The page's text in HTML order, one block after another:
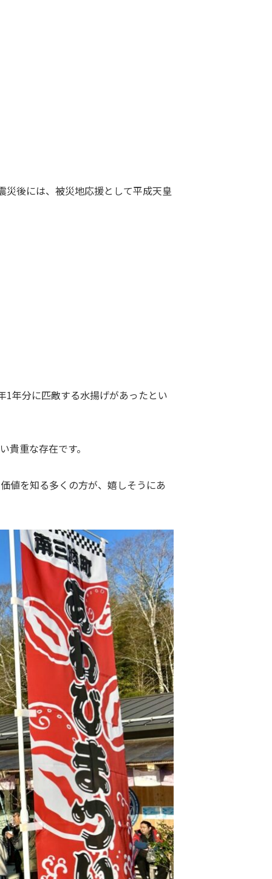
後には、被災地応援として平成天皇
1年分に匹敵する水揚げがあったとい
重な存在です。
値を知る多くの方が、嬉しそうにあ